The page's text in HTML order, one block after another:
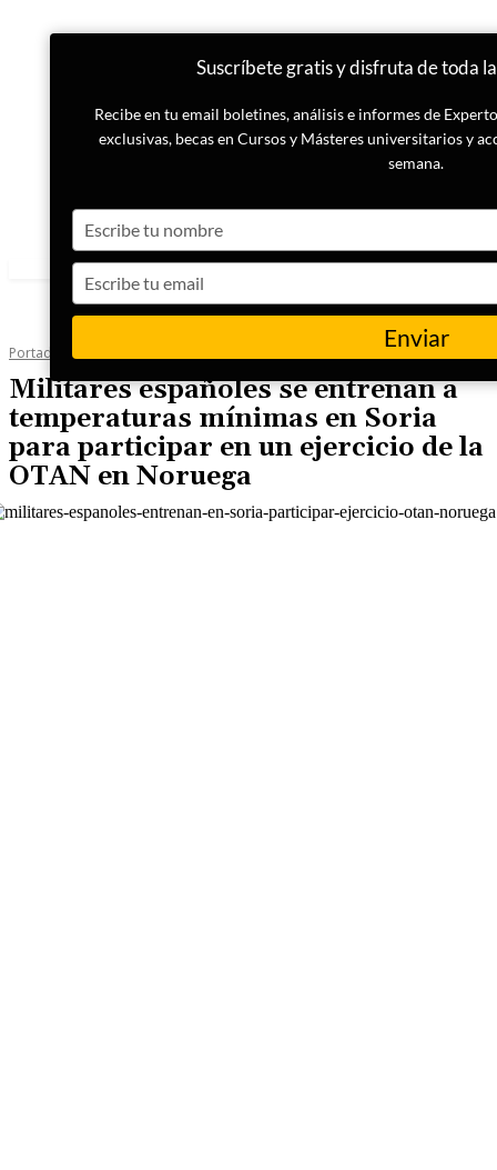
Portada Actualidad
Militares españoles se entrenan a
temperaturas mínimas en Soria
para participar en un ejercicio de la
OTAN en Noruega
Suscríbete gratis y disfruta de toda
Recibe en tu email boletines, análisis e informes de
exclusivas, becas en Cursos y Másteres universitarios y
semana.
your
name
your
email
Enviar